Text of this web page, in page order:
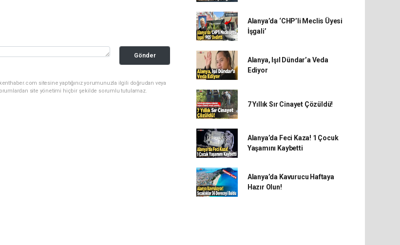
Gönder
sitesine yaptığınız yorumunuzla ilgili doğrudan veya
site yönetimi hiçbir şekilde sorumlu tutulamaz.
Alanya’da ‘CHP’li Meclis Üyesi
İşgali’
Alanya, Işıl Dündar’a Veda
Ediyor
7 Yıllık Sır Cinayet Çözüldü!
Alanya’da Feci Kaza! 1 Çocuk
Yaşamını Kaybetti
Alanya’da Kavurucu Haftaya
Hazır Olun!